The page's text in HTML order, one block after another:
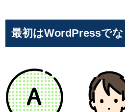
最初はWordPressで